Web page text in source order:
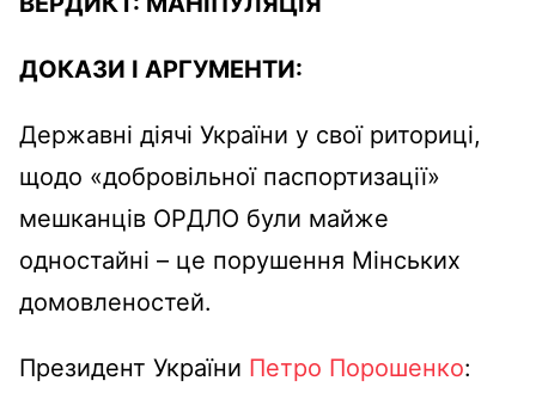
ДОКАЗИ І АРГУМЕНТИ:
Державні діячі України у свої риториці,
щодо «добровільної паспортизації»
мешканців ОРДЛО були майже
одностайні – це порушення Мінських
домовленостей.
Президент України Петро Порошенко: